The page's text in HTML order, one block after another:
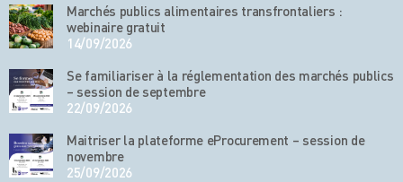
Marchés publics alimentaires transfrontaliers :
webinaire gratuit
14/09/2026
Se familiariser à la réglementation des marchés publics
– session de septembre
22/09/2026
Maitriser la plateforme eProcurement – session de
novembre
25/09/2026